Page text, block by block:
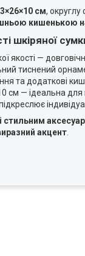
см,
кишенькою
шкіряної
якості —
тиснений
та додаткові
см — ідеальна
стильним
акцент